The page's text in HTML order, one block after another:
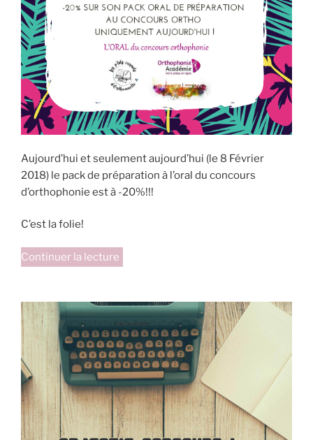
Aujourd’hui et seulement aujourd’hui (le 8 Février
2018) le pack de préparation à l’oral du concours
d’orthophonie est à -20%!!!
C’est la folie!
Continuer la lecture
sur
le
pack
oral! »